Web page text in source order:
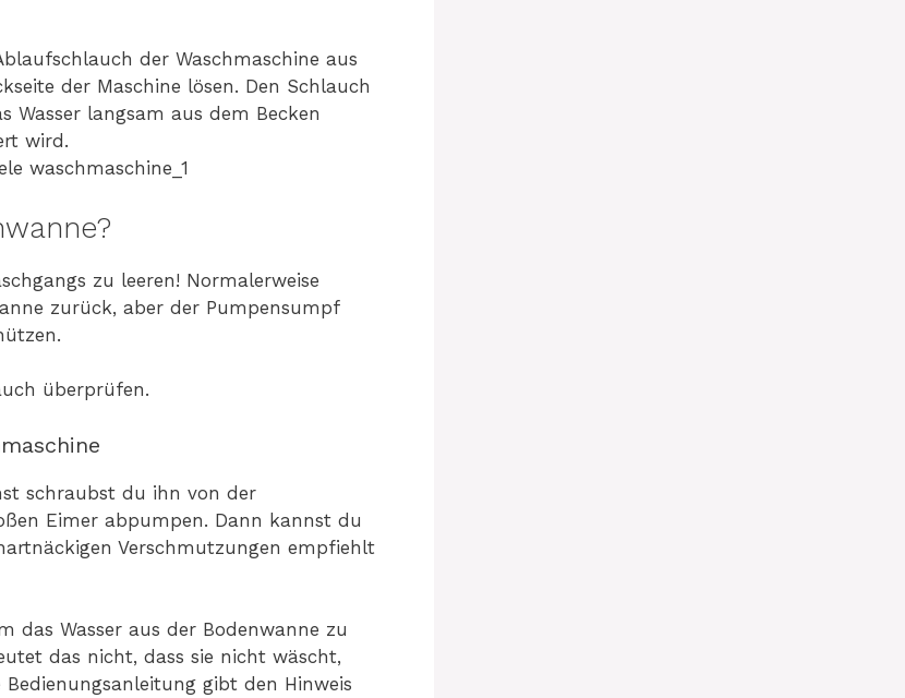
der Waschmaschine aus
der Maschine lösen. Den Schlauch
langsam aus dem Becken
wird.
zu leeren! Normalerweise
zurück, aber der Pumpensumpf
überprüfen.
schraubst du ihn von der
Eimer abpumpen. Dann kannst du
Verschmutzungen empfiehlt
das Wasser aus der Bodenwanne zu
das nicht, dass sie nicht wäscht,
gibt den Hinweis